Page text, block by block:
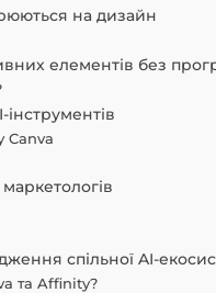
на дизайн
елементів без
Canva
спільної AI-
та Affinity?